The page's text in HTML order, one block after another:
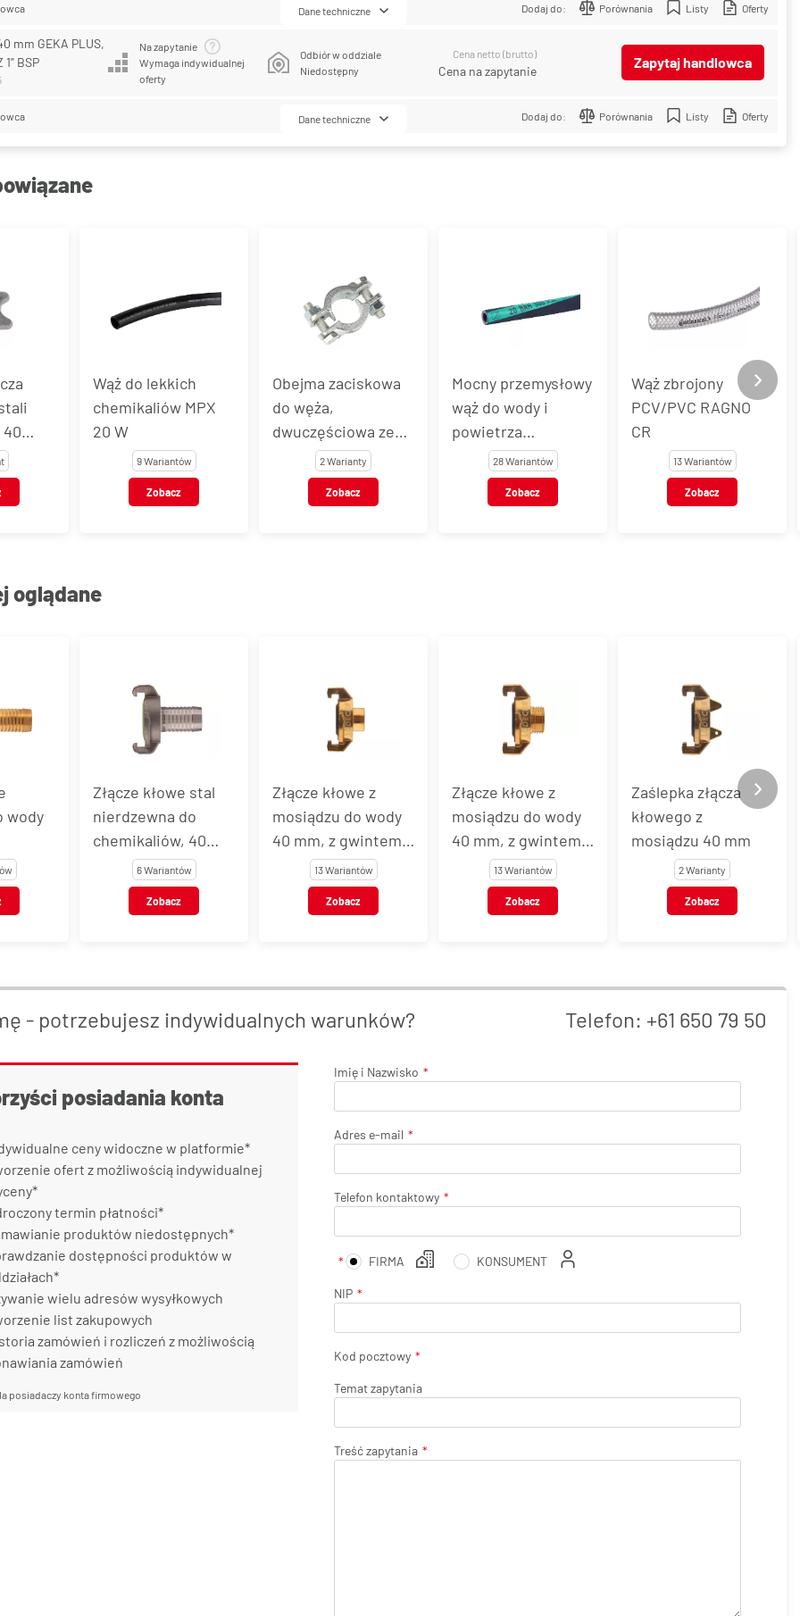
Dodaj do: Porównania Listy Oferty
Dane techniczne
mm GEKA PLUS,
1" BSP
Na zapytanie
Wymaga indywidualnej
oferty
Odbiór w oddziale
Niedostępny
Cena netto (brutto)
Cena na zapytanie Zapytaj handlowca
Dodaj do: Porównania Listy Oferty
Dane techniczne
Wąż do lekkich
chemikaliów MPX
20 W
9 Wariantów
Zobacz
Obejma zaciskowa
do węża,
dwuczęściowa ze
zintegrowanym
językiem, żeliwna
2 Warianty
Zobacz
Mocny przemysłowy
wąż do wody i
powietrza
MONTANA 20®
28 Wariantów
Zobacz
Wąż zbrojony
PCV/PVC RAGNO
CR
13 Wariantów
Zobacz
oglądane
stal
do
Złącze kłowe z
mosiądzu do wody
40 mm, z gwintem
wewnętrznym
13 Wariantów
Zobacz
Złącze kłowe z
mosiądzu do wody
40 mm, z gwintem
zewnętrznym
13 Wariantów
Zobacz
Zaślepka złącza
kłowego z
mosiądzu 40 mm
2 Warianty
Zobacz
Złącze kłowe stal
nierdzewna do
chemikaliów, 40
mm z gwintem
wewnętrznym,
GEKA Plus
3 Warianty
Zobacz
- potrzebujesz indywidualnych warunków? Telefon: +61 650 79 50
posiadania konta
ceny widoczne w platformie*
ofert z możliwością indywidualnej
termin płatności*
produktów niedostępnych*
dostępności produktów w
wielu adresów wysyłkowych
list zakupowych
zamówień i rozliczeń z możliwością
zamówień
posiadaczy konta firmowego
Imię i Nazwisko
Adres e-mail
Telefon kontaktowy
FIRMA KONSUMENT
NIP
Kod pocztowy
Temat zapytania
Treść zapytania